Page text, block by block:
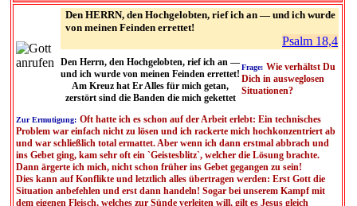
Den HERRN, den Hochgelobten, rief ich an — und ich wurde
von meinen Feinden errettet!
Psalm 18,4
Den Herrn, den Hochgelobten, rief ich an —
und ich wurde von meinen Feinden errettet!
Am Kreuz hat Er Alles für mich getan,
zerstört sind die Banden die mich gekettet
Frage: Wie verhältst Du
Dich in ausweglosen
Situationen?
Zur Ermutigung: Oft hatte ich es schon auf der Arbeit erlebt: Ein technisches
Problem war einfach nicht zu lösen und ich rackerte mich hochkonzentriert ab
und war schließlich total ermattet. Aber wenn ich dann erstmal abbrach und
ins Gebet ging, kam sehr oft ein `Geistesblitz`, welcher die Lösung brachte.
Dann ärgerte ich mich, nicht schon früher ins Gebet gegangen zu sein!
Dies kann auf Konflikte und letztlich alles übertragen werden: Erst Gott die
Situation anbefehlen und erst dann handeln! Sogar bei unserem Kampf mit
dem eigenen Fleisch, welches zur Sünde verleiten will, gilt es Jesus gleich